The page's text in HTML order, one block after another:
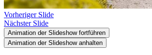
Vorheriger Slide
Nächster Slide
Animation der Slideshow fortführen
Animation der Slideshow anhalten